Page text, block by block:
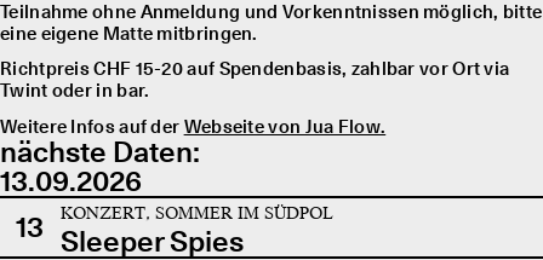
Teilnahme ohne Anmeldung und Vorkenntnissen möglich, bitte
eine eigene Matte mitbringen.
Richtpreis CHF 15-20 auf Spendenbasis, zahlbar vor Ort via
Twint oder in bar.
Weitere Infos auf der Webseite von Jua Flow.
nächste Daten:
13.09.2026
13
KONZERT, SOMMER IM SÜDPOL
Sleeper Spies